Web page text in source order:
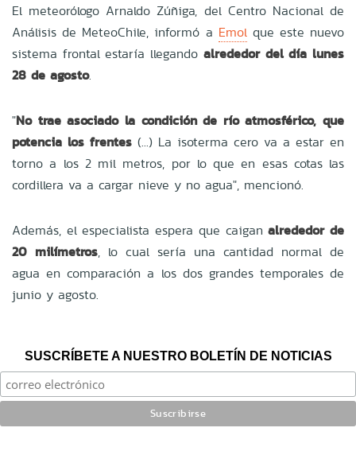
El meteorólogo Arnaldo Zúñiga, del Centro Nacional de
Análisis de MeteoChile, informó a Emolque este nuevo
sistema frontal estaría llegando alrededor del día lunes
28 de agosto.
"No trae asociado la condición de río atmosférico, que
potencia los frentes (...) La isoterma cero va a estar en
torno a los 2 mil metros, por lo que en esas cotas las
cordillera va a cargar nieve y no agua", mencionó.
Además, el especialista espera que caiganalrededor de
20 milímetros, lo cual sería una cantidad normal de
agua en comparación a los dos grandes temporales de
junio y agosto.
SUSCRÍBETE A NUESTRO BOLETÍN DE NOTICIAS